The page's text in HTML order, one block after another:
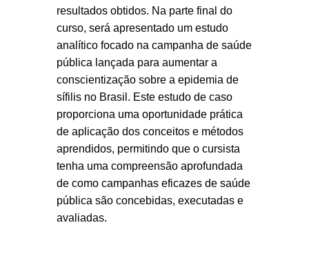
resultados obtidos. Na parte final do
curso, será apresentado um estudo
analítico focado na campanha de saúde
pública lançada para aumentar a
conscientização sobre a epidemia de
sífilis no Brasil. Este estudo de caso
proporciona uma oportunidade prática
de aplicação dos conceitos e métodos
aprendidos, permitindo que o cursista
tenha uma compreensão aprofundada
de como campanhas eficazes de saúde
pública são concebidas, executadas e
avaliadas.